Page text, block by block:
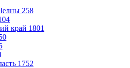
258
край 1801
1752